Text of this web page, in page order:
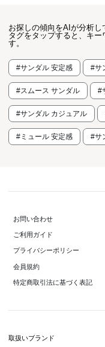
お探しの傾向をAIが分析し
タグをタップすると、キ
す。
#サンダル 安定感 #サ
#スムース サンダル #
#サンダル カジュアル
#ミュール 安定感 #サ
お問い合わせ
ご利用ガイド
プライバシーポリシー
会員規約
特定商取引法に基づく表記
取扱いブランド